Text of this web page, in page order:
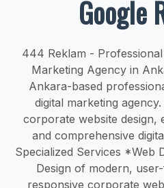
Google
444 Reklam -
Marketing Agency in
Ankara-based
digital marketing
corporate website design,
and comprehensive
Specialized Services *Web
Design of modern,
responsive corporate